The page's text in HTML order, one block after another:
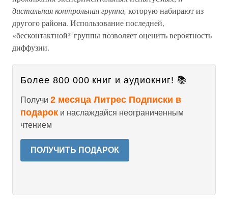
дистальная контрольная группа, которую набирают из
другого района. Использование последней,
«бесконтактной* группы позволяет оценить вероятность
диффузии.
Более 800 000 книг и аудиокниг! 📚
Получи 2 месяца Литрес Подписки в
подарок и наслаждайся неограниченным
чтением
ПОЛУЧИТЬ ПОДАРОК